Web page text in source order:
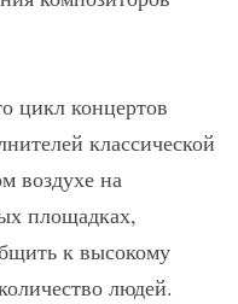
цикл концертов
классической
воздухе на
площадках,
к высокому
людей.